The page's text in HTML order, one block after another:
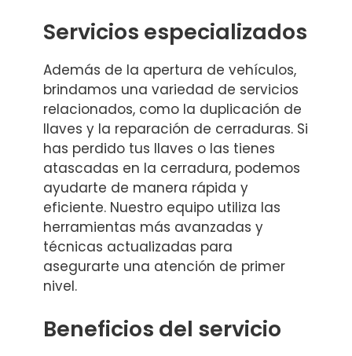
Servicios especializados
Además de la apertura de vehículos,
brindamos una variedad de servicios
relacionados, como la duplicación de
llaves y la reparación de cerraduras. Si
has perdido tus llaves o las tienes
atascadas en la cerradura, podemos
ayudarte de manera rápida y
eficiente. Nuestro equipo utiliza las
herramientas más avanzadas y
técnicas actualizadas para
asegurarte una atención de primer
nivel.
Beneficios del servicio